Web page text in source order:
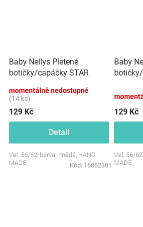
Baby Nellys Pletené
botičky/capáčky STAR
momentálně nedostupné
(14 ks)
129 Kč
Detail
Vel. 56/62, barva: hnědá, HAND
MADE
Kód: 16862301
Baby
129 Kč
Vel. 56/
MADE